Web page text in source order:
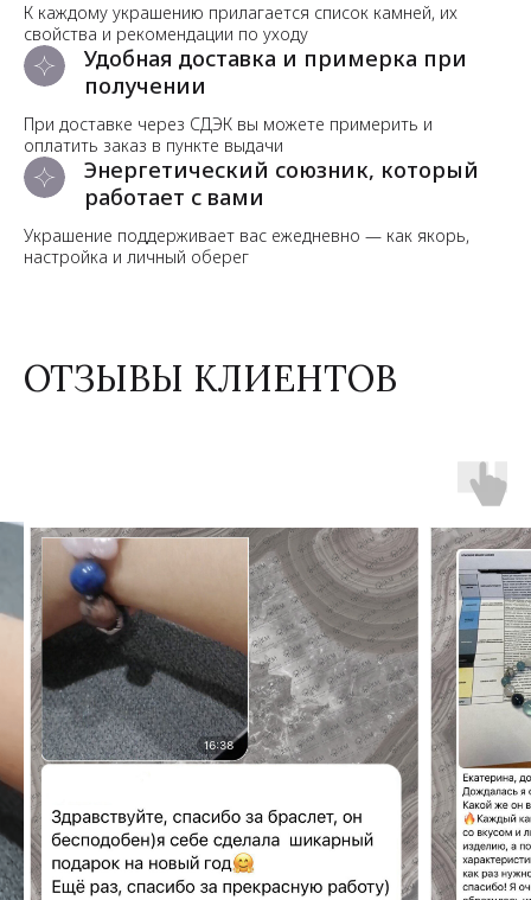
К каждому украшению прилагается список камней, их
свойства и рекомендации по уходу
Удобная доставка и примерка при
получении
При доставке через СДЭК вы можете примерить и
оплатить заказ в пункте выдачи
Энергетический союзник, который
работает с вами
Украшение поддерживает вас ежедневно — как якорь,
настройка и личный оберег
ОТЗЫВЫ КЛИЕНТОВ